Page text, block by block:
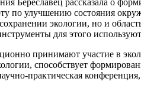
Береславец рассказала о
по улучшению состояния
экологии, но и
для этого
принимают участие в
способствует
практическая